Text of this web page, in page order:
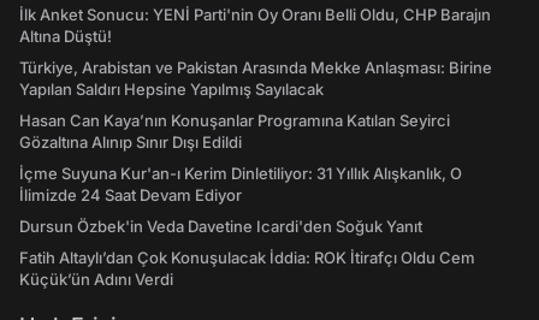
İlk Anket Sonucu: YENİ Parti'nin Oy Oranı Belli Oldu, CHP Barajın
Altına Düştü!
Türkiye, Arabistan ve Pakistan Arasında Mekke Anlaşması: Birine
Yapılan Saldırı Hepsine Yapılmış Sayılacak
Hasan Can Kaya’nın Konuşanlar Programına Katılan Seyirci
Gözaltına Alınıp Sınır Dışı Edildi
İçme Suyuna Kur'an-ı Kerim Dinletiliyor: 31 Yıllık Alışkanlık, O
İlimizde 24 Saat Devam Ediyor
Dursun Özbek'in Veda Davetine Icardi'den Soğuk Yanıt
Fatih Altaylı’dan Çok Konuşulacak İddia: ROK İtirafçı Oldu Cem
Küçük’ün Adını Verdi